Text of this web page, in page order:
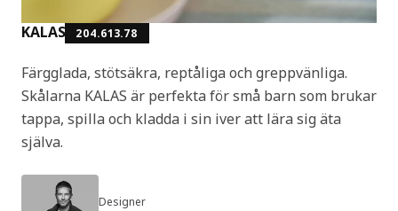
KALAS 204.613.78
Färgglada, stötsäkra, reptåliga och greppvänliga.
Skålarna KALAS är perfekta för små barn som brukar
tappa, spilla och kladda i sin iver att lära sig äta
själva.
Designer